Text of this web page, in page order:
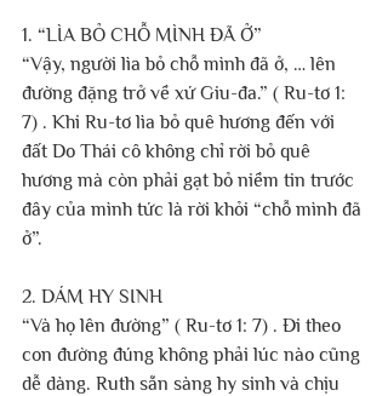
1. “LÌA BỎ CHỖ MÌNH ĐÃ Ở”
“Vậy, người lìa bỏ chỗ mình đã ở, … lên
đường đặng trở về xứ Giu-đa.” ( Ru-tơ 1:
7) . Khi Ru-tơ lìa bỏ quê hương đến với
đất Do Thái cô không chỉ rời bỏ quê
hương mà còn phải gạt bỏ niềm tin trước
đây của mình tức là rời khỏi “chỗ mình đã
ở”.
2. DÁM HY SINH
“Và họ lên đường” ( Ru-tơ 1: 7) . Đi theo
con đường đúng không phải lúc nào cũng
dễ dàng. Ruth sẵn sàng hy sinh và chịu